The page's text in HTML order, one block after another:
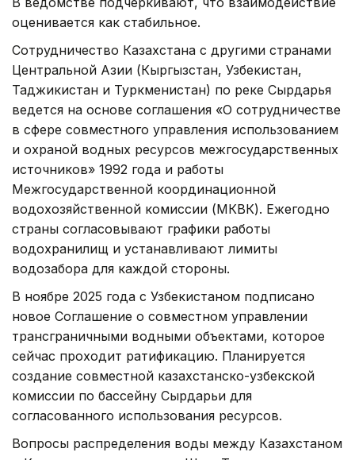
оценивается как стабильное.
Сотрудничество Казахстана с другими странами
Центральной Азии (Кыргызстан, Узбекистан,
Таджикистан и Туркменистан) по реке Сырдарья
ведется на основе соглашения «О сотрудничестве
в сфере совместного управления использованием
и охраной водных ресурсов межгосударственных
источников» 1992 года и работы
Межгосударственной координационной
водохозяйственной комиссии (МКВК). Ежегодно
страны согласовывают графики работы
водохранилищ и устанавливают лимиты
водозабора для каждой стороны.
В ноябре 2025 года с Узбекистаном подписано
новое Соглашение о совместном управлении
трансграничными водными объектами, которое
сейчас проходит ратификацию. Планируется
создание совместной казахстанско-узбекской
комиссии по бассейну Сырдарьи для
согласованного использования ресурсов.
Вопросы распределения воды между Казахстаном